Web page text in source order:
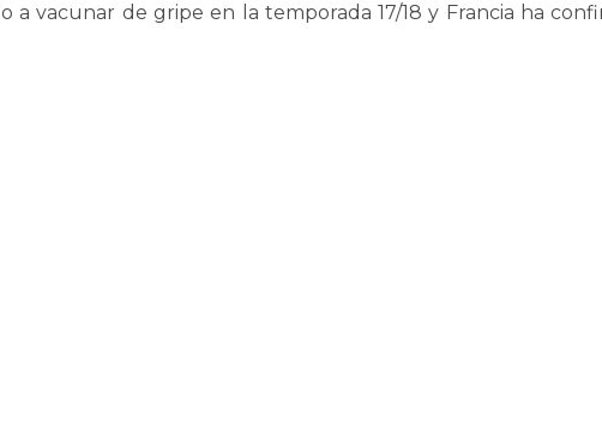
a vacunar de gripe en la temporada 17/18 y Francia ha